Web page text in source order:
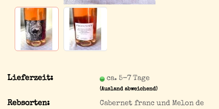
Lieferzeit: ca. 5-7 Tage
(Ausland abweichend)
Rebsorten:
Cabernet franc und Melon de